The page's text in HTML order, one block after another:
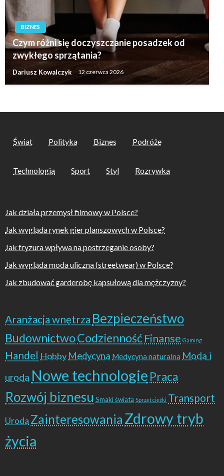
BIZNES
Czym różni się doczyszczanie posadzek od
zwykłego sprzątania?
Dariusz Kowalczyk 12 czerwca 2026
Świat Polityka Biznes Podróże
Technologia Sport Styl Rozrywka
Jak działa przemysł filmowy w Polsce?
Jak wygląda rynek gier planszowych w Polsce?
Jak fryzura wpływa na postrzeganie osoby?
Jak wygląda moda uliczna (streetwear) w Polsce?
Jak zbudować garderobę kapsułową dla mężczyzny?
Aranżacja wnętrza Bezpieczeństwo
BudownictwoCodzienność Finanse Gaming
Handel Hobby Medycyna Medycyna naturalna Moda i
uroda Nowe technologie Praca
Rozwój biznesu Smaki świata Sprzęt ciężki Transport
Uroda Zainteresowania Zdrowy tryb
życia